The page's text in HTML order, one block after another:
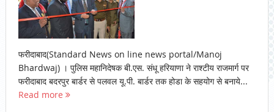
फरीदाबाद(Standard News on line news portal/Manoj
Bhardwaj) । पुलिस महानिदेषक बी.एस. संधू हरियाणा ने राश्टीय राजमार्ग पर
फरीदाबाद बदरपुर बार्डर से पलवल यू.पी. बार्डर तक होडा के सहयोग से बनाये...
Read more